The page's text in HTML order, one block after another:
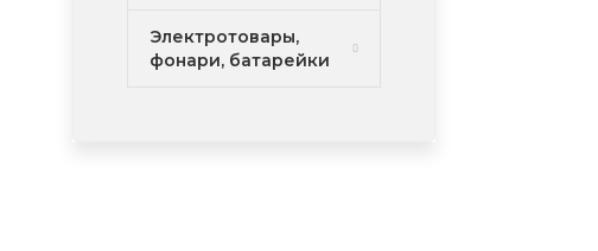
Электротовары,
фонари, батарейки